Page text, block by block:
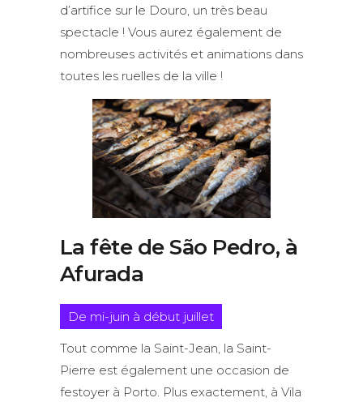
d’artifice sur le Douro, un très beau
spectacle ! Vous aurez également de
nombreuses activités et animations dans
toutes les ruelles de la ville !
La fête de São Pedro, à
Afurada
De mi-juin à début juillet
Tout comme la Saint-Jean, la Saint-
Pierre est également une occasion de
festoyer à Porto. Plus exactement, à Vila